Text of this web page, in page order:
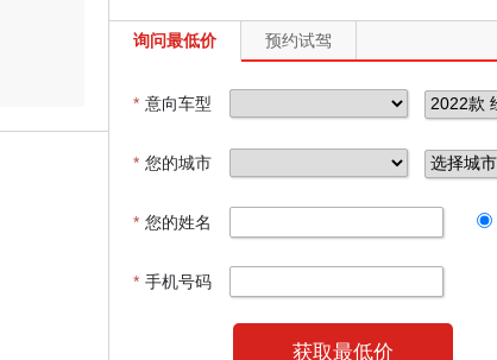
询问最低价 预约试驾
* 意向车型
* 您的城市
* 您的姓名
* 手机号码
获取最低价